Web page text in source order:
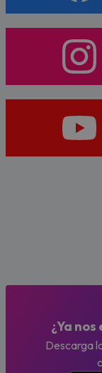
¿Ya
Descarga